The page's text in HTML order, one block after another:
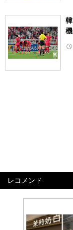
レコメンド